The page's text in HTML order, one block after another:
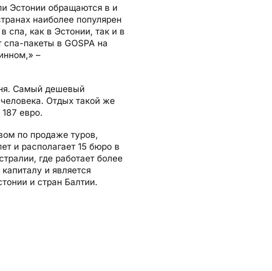
Эстонии обращаются в и
наиболее популярен
спа, как в Эстонии, так и в
пакеты в GOSPA на
–
Самый дешевый
Отдых такой же
евро.
по продаже туров,
и располагает 15 бюро в
где работает более
и является
и стран Балтии.